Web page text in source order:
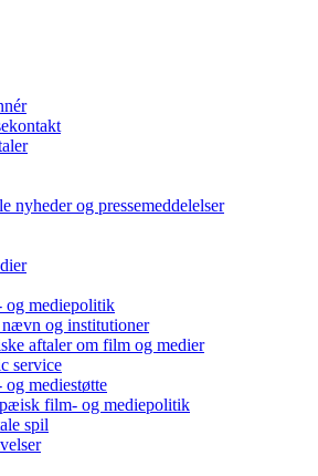
nyheder og pressemeddelelser
og mediepolitik
og institutioner
aftaler om film og medier
service
og mediestøtte
film- og mediepolitik
spil